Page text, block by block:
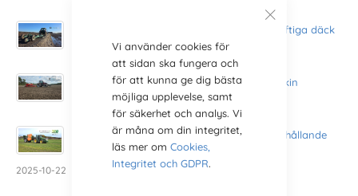
Vi använder cookies för
att sidan ska fungera och
för att kunna ge dig bästa
möjliga upplevelse, samt
för säkerhet och analys. Vi
är måna om din integritet,
läs mer om Cookies,
Integritet och GDPR.
En vägsladd till en vägförening får nya kraftiga däck
2026-04-09
Nya däck till Väderstad Rapid 400C såmaskin
2025-10-24
Fältspruta får bästa pris- och prestandaförhållande
med BKT radialdäck
2025-10-22